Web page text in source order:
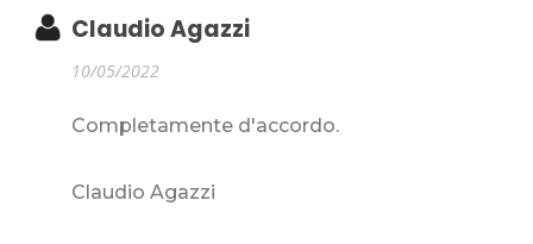
Claudio Agazzi
10/05/2022
Completamente d'accordo.
Claudio Agazzi